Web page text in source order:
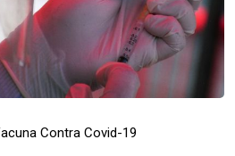
Contra Covid-19